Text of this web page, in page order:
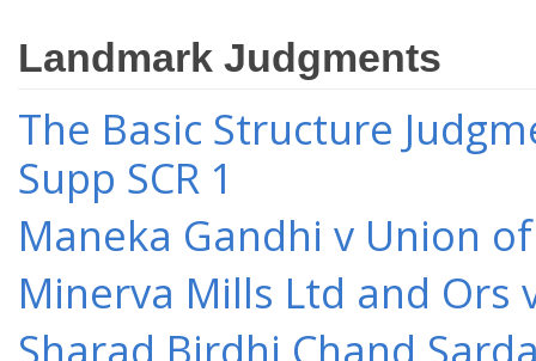
Landmark Judgments
The Basic Structure
Supp SCR 1
Maneka Gandhi v Union
Minerva Mills Ltd and Ors
Sharad Birdhi Chand